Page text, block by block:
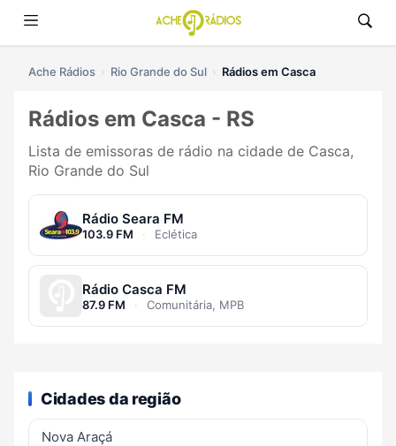
Ache Rádios Rio Grande do Sul Rádios em Casca
Rádios em Casca - RS
Lista de emissoras de rádio na cidade de Casca,
Rio Grande do Sul
Rádio Seara FM
103.9 FM · Eclética
Rádio Casca FM
87.9 FM · Comunitária, MPB
Cidades da região
Nova Araçá